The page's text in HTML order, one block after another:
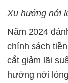
Xu hướng nới
Năm 2024
chính sách
cắt giảm lãi
hướng nới